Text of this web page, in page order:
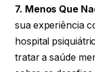
7. Menos Que
sua experiência
hospital
tratar a saúde